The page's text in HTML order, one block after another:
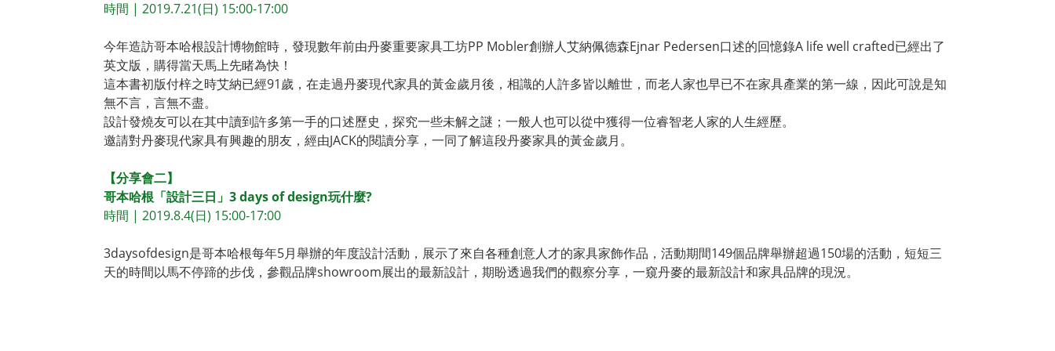
時間 | 2019.7.21(日) 15:00-17:00
今年造訪哥本哈根設計博物館時，發現數年前由丹麥重要家具工坊PP Mobler創辦人艾納佩德森Ejnar Pedersen口述的回憶錄A life well crafted已經出了
英文版，購得當天馬上先睹為快！
這本書初版付梓之時艾納已經91歲，在走過丹麥現代家具的黃金歲月後，相識的人許多皆以離世，而老人家也早已不在家具產業的第一線，因此可說是知
無不言，言無不盡。
設計發燒友可以在其中讀到許多第一手的口述歷史，探究一些未解之謎；一般人也可以從中獲得一位睿智老人家的人生經歷。
邀請對丹麥現代家具有興趣的朋友，經由JACK的閱讀分享，一同了解這段丹麥家具的黃金歲月。
【分享會二】
哥本哈根「設計三日」3 days of design玩什麼?
時間 | 2019.8.4(日) 15:00-17:00
3daysofdesign是哥本哈根每年5月舉辦的年度設計活動，展示了來自各種創意人才的家具家飾作品，活動期間149個品牌舉辦超過150場的活動，短短三
天的時間以馬不停蹄的步伐，參觀品牌showroom展出的最新設計，期盼透過我們的觀察分享，一窺丹麥的最新設計和家具品牌的現況。